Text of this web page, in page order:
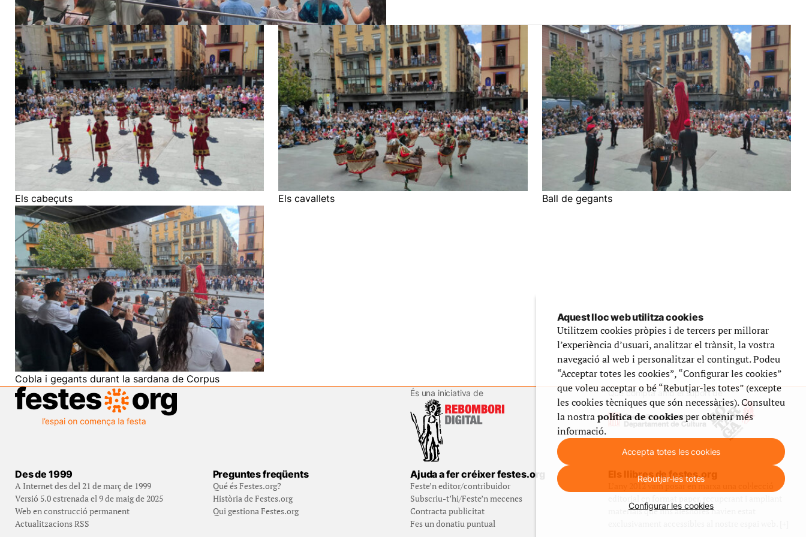
Els cabeçuts Els cavallets Ball de gegants
Cobla i gegants durant la sardana de Corpus
És una iniciativa de Que compta amb el suport de
Des de 1999
A Internet des del 21 de març de 1999
Versió 5.0 estrenada el 9 de maig de 2025
Web en construcció permanent
Actualitzacions RSS
Preguntes freqüents
Qué és Festes.org?
Història de Festes.org
Qui gestiona Festes.org
Ajuda a fer créixer festes.org
Feste’n editor/contribuidor
Subscriu-t’hi/Feste’n mecenes
Contracta publicitat
Fes un donatiu puntual
Els llibres de festes.org
L’any 2012 vam posar en marxa una col·lecció
materials que fins aleshores havien estat
Aquest lloc web utilitza cookies
Utilitzem cookies pròpies i de tercers per millorar
l’experiència d’usuari, analitzar el trànsit, la vostra
navegació al web i personalitzar el contingut. Podeu
“Acceptar totes les cookies”, “Configurar les cookies”
que voleu acceptar o bé “Rebutjar-les totes” (excepte
les cookies tècniques que són necessàries). Consulteu
la nostrapolítica de cookiesper obtenir més
informació.
Accepta totes les cookies
Rebutjar-les totes
Configurar les cookies